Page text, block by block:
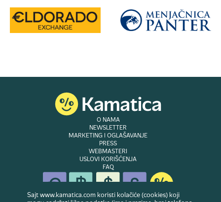
O NAMA
NEWSLETTER
MARKETING I OGLAŠAVANJE
PRESS
WEBMASTERI
USLOVI KORIŠĆENJA
FAQ
Sajt www.kamatica.com koristi kolačiće (cookies) koji